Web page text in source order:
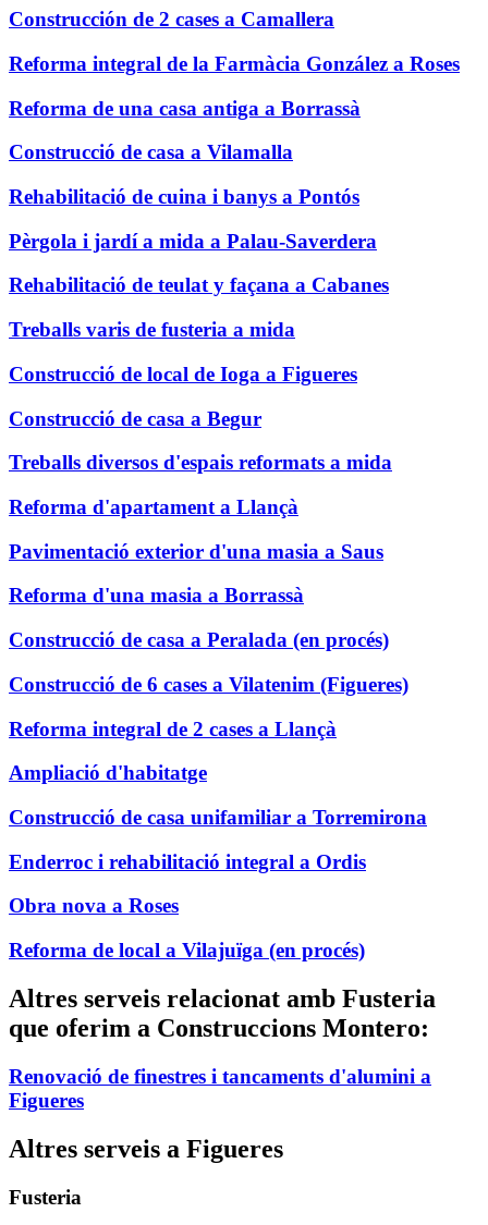
Construcción de 2 cases a Camallera
Reforma integral de la Farmàcia González a Roses
Reforma de una casa antiga a Borrassà
Construcció de casa a Vilamalla
Rehabilitació de cuina i banys a Pontós
Pèrgola i jardí a mida a Palau-Saverdera
Rehabilitació de teulat y façana a Cabanes
Treballs varis de fusteria a mida
Construcció de local de Ioga a Figueres
Construcció de casa a Begur
Treballs diversos d'espais reformats a mida
Reforma d'apartament a Llançà
Pavimentació exterior d'una masia a Saus
Reforma d'una masia a Borrassà
Construcció de casa a Peralada (en procés)
Construcció de 6 cases a Vilatenim (Figueres)
Reforma integral de 2 cases a Llançà
Ampliació d'habitatge
Construcció de casa unifamiliar a Torremirona
Enderroc i rehabilitació integral a Ordis
Obra nova a Roses
Reforma de local a Vilajuïga (en procés)
Altres serveis relacionat amb Fusteria
que oferim a Construccions Montero:
Renovació de finestres i tancaments d'alumini a
Figueres
Altres serveis a Figueres
Fusteria